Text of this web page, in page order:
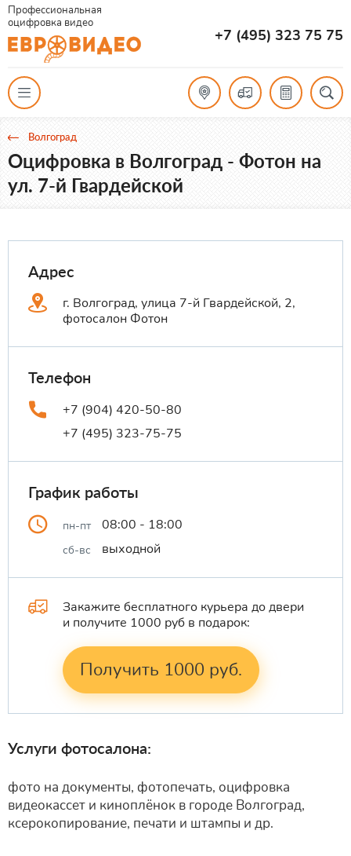
Профессиональная
оцифровка видео
+7 (495) 323 75 75
Волгоград
Оцифровка в Волгоград - Фотон на
ул. 7-й Гвардейской
Услуги фотосалона:
фото на документы, фотопечать, оцифровка
видеокассет и киноплёнок в городе Волгоград,
ксерокопирование, печати и штампы и др.
Адрес
г. Волгоград, улица 7-й Гвардейской, 2,
фотосалон Фотон
Телефон
+7 (904) 420-50-80
+7 (495) 323-75-75
График работы
пн-пт 08:00 - 18:00
сб-вс выходной
Закажите бесплатного курьера до двери
и получите 1000 руб в подарок:
Получить 1000 руб.